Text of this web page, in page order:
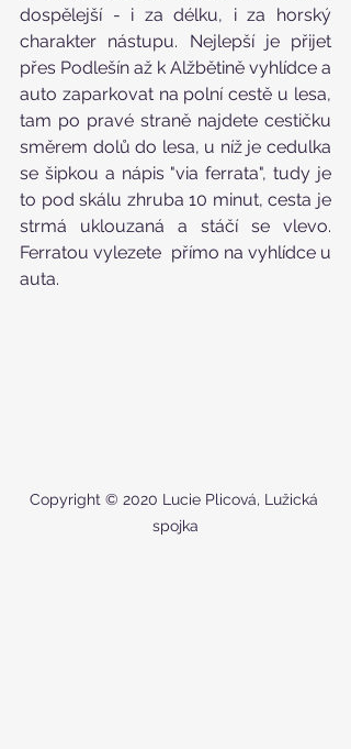
dospělejší - i za délku, i za horský
charakter nástupu. Nejlepší je přijet
přes Podlešín až k Alžbětině vyhlídce a
auto zaparkovat na polní cestě u lesa,
tam po pravé straně najdete cestičku
směrem dolů do lesa, u níž je cedulka
se šipkou a nápis "via ferrata", tudy je
to pod skálu zhruba 10 minut, cesta je
strmá uklouzaná a stáčí se vlevo.
Ferratou vylezete  přímo na vyhlídce u
auta.
Copyright © 2020 Lucie Plicová, Lužická
spojka